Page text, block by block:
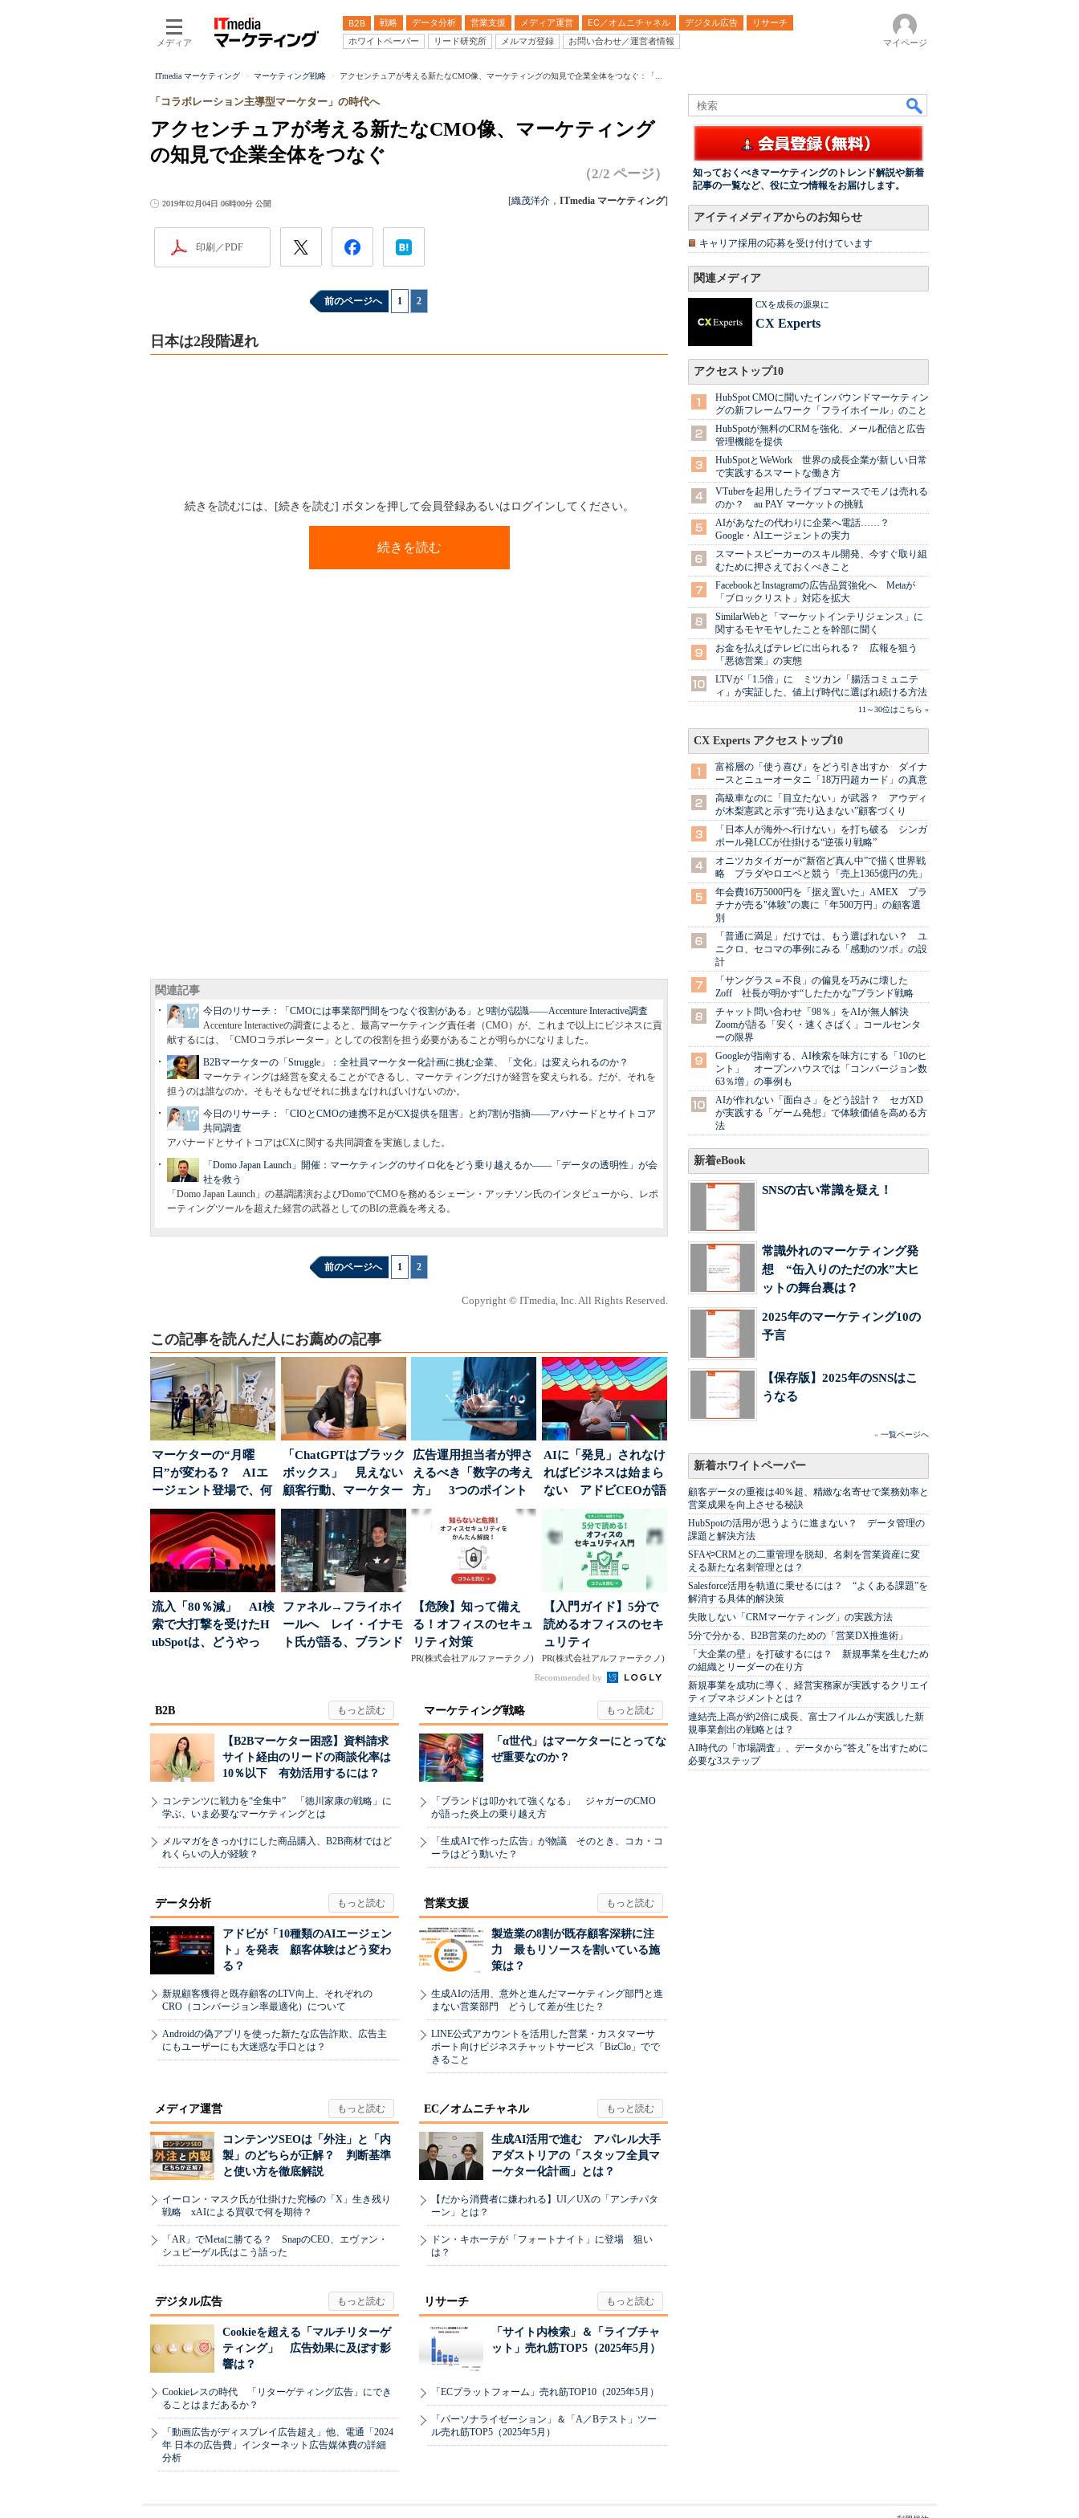
メディア
B2B 戦略 データ分析 営業支援 メディア運営 EC／オムニチャネル デジタル広告
リサーチ
ホワイトペーパー
リード研究所 メルマガ登録 お問い合わせ／運営者情報 マイページ
ITmedia マーケティング マーケティング戦略 アクセンチュアが考える新たなCMO像、マーケティングの知見で企業全体をつなぐ：「...
アクセンチュアが考える新たなCMO像、マーケティング
の知見で企業全体をつなぐ
「コラボレーション主導型マーケター」の時代へ
（2/2 ページ）
2019年02月04日 06時00分 公開 [織茂洋介 ， ITmedia マーケティング]
印刷／PDF
前のページへ 1 2
日本は2段階遅れ
続きを読むには、[続きを読む] ボタンを押して会員登録あるいはログインしてください。
続きを読む
関連記事
今日のリサーチ：「CMOには事業部門間をつなぐ役割がある」と9割が認識――Accenture Interactive調査
Accenture Interactiveの調査によると、最高マーケティング責任者（CMO）が、これまで以上にビジネスに貢
献するには、「CMOコラボレーター」としての役割を担う必要があることが明らかになりました。
B2Bマーケターの「Struggle」：全社員マーケター化計画に挑む企業、「文化」は変えられるのか？
マーケティングは経営を変えることができるし、マーケティングだけが経営を変えられる。だが、それを
担うのは誰なのか。そもそもなぜそれに挑まなければいけないのか。
今日のリサーチ：「CIOとCMOの連携不足がCX提供を阻害」と約7割が指摘――アバナードとサイトコア
共同調査
アバナードとサイトコアはCXに関する共同調査を実施しました。
「Domo Japan Launch」開催：マーケティングのサイロ化をどう乗り越えるか――「データの透明性」が会
社を救う
「Domo Japan Launch」の基調講演およびDomoでCMOを務めるシェーン・アッチソン氏のインタビューから、レポ
ーティングツールを超えた経営の武器としてのBIの意義を考える。
前のページへ 1 2
Copyright © ITmedia, Inc. All Rights Reserved.
この記事を読んだ人にお薦めの記事
マーケターの“月曜
日”が変わる？ AIエ
ージェント登場で、何
が起きるか
「ChatGPTはブラック
ボックス」 見えない
顧客行動、マーケター
に残された打ち...
広告運用担当者が押さ
えるべき「数字の考え
方」 3つのポイント
とは
AIに「発見」されなけ
ればビジネスは始まら
ない アドビCEOが語
った、AIエージ...
流入「80％減」 AI検
索で大打撃を受けたH
ubSpotは、どうやっ
ファネル→フライホイ
ールへ レイ・イナモ
ト氏が語る、ブランド
【危険】知って備え
る！オフィスのセキュ
リティ対策
PR(株式会社アルファーテクノ)
【入門ガイド】5分で
読めるオフィスのセキ
ュリティ
PR(株式会社アルファーテクノ)
Recommended by
B2B
【B2Bマーケター困惑】資料請求
サイト経由のリードの商談化率は
10％以下 有効活用するには？
コンテンツに戦力を“全集中” 「徳川家康の戦略」に
学ぶ、いま必要なマーケティングとは
メルマガをきっかけにした商品購入、B2B商材ではど
れくらいの人が経験？
マーケティング戦略
「α世代」はマーケターにとってな
ぜ重要なのか？
「ブランドは叩かれて強くなる」 ジャガーのCMO
が語った炎上の乗り越え方
「生成AIで作った広告」が物議 そのとき、コカ・コ
ーラはどう動いた？
データ分析
アドビが「10種類のAIエージェン
ト」を発表 顧客体験はどう変わ
る？
新規顧客獲得と既存顧客のLTV向上、それぞれの
CRO（コンバージョン率最適化）について
Androidの偽アプリを使った新たな広告詐欺、広告主
にもユーザーにも大迷惑な手口とは？
営業支援
製造業の8割が既存顧客深耕に注
力 最もリソースを割いている施
策は？
生成AIの活用、意外と進んだマーケティング部門と進
まない営業部門 どうして差が生じた？
LINE公式アカウントを活用した営業・カスタマーサ
ポート向けビジネスチャットサービス「BizClo」でで
きること
メディア運営
コンテンツSEOは「外注」と「内
製」のどちらが正解？ 判断基準
と使い方を徹底解説
イーロン・マスク氏が仕掛けた究極の「X」生き残り
戦略 xAIによる買収で何を期待？
「AR」でMetaに勝てる？ SnapのCEO、エヴァン・
シュピーゲル氏はこう語った
EC／オムニチャネル
生成AI活用で進む アパレル大手
アダストリアの「スタッフ全員マ
ーケター化計画」とは？
【だから消費者に嫌われる】UI／UXの「アンチパタ
ーン」とは？
ドン・キホーテが「フォートナイト」に登場 狙い
は？
デジタル広告
Cookieを超える「マルチリターゲ
ティング」 広告効果に及ぼす影
響は？
Cookieレスの時代 「リターゲティング広告」にでき
ることはまだあるか？
「動画広告がディスプレイ広告超え」他、電通「2024
年 日本の広告費」インターネット広告媒体費の詳細
分析
リサーチ
「サイト内検索」＆「ライブチャ
ット」売れ筋TOP5（2025年5月）
「ECプラットフォーム」売れ筋TOP10（2025年5月）
「パーソナライゼーション」＆「A／Bテスト」ツー
ル売れ筋TOP5（2025年5月）
知っておくべきマーケティングのトレンド解説や新着
記事の一覧など、役に立つ情報をお届けします。
アイティメディアからのお知らせ
キャリア採用の応募を受け付けています
関連メディア
CXを成長の源泉に
CX Experts
アクセストップ10
HubSpot CMOに聞いたインバウンドマーケティン
グの新フレームワーク「フライホイール」のこと
HubSpotが無料のCRMを強化、メール配信と広告
管理機能を提供
HubSpotとWeWork 世界の成長企業が新しい日常
で実践するスマートな働き方
VTuberを起用したライブコマースでモノは売れる
のか？ au PAY マーケットの挑戦
AIがあなたの代わりに企業へ電話……？
Google・AIエージェントの実力
スマートスピーカーのスキル開発、今すぐ取り組
むために押さえておくべきこと
FacebookとInstagramの広告品質強化へ Metaが
「ブロックリスト」対応を拡大
SimilarWebと「マーケットインテリジェンス」に
関するモヤモヤしたことを幹部に聞く
お金を払えばテレビに出られる？ 広報を狙う
「悪徳営業」の実態
LTVが「1.5倍」に ミツカン「腸活コミュニテ
ィ」が実証した、値上げ時代に選ばれ続ける方法
11～30位はこちら »
CX Experts アクセストップ10
富裕層の「使う喜び」をどう引き出すか ダイナ
ースとニューオータニ「18万円超カード」の真意
高級車なのに「目立たない」が武器？ アウディ
が木梨憲武と示す“売り込まない”顧客づくり
「日本人が海外へ行けない」を打ち破る シンガ
ポール発LCCが仕掛ける“逆張り戦略”
オニツカタイガーが“新宿ど真ん中”で描く世界戦
略 プラダやロエベと競う「売上1365億円の先」
年会費16万5000円を「据え置いた」AMEX プラ
チナが売る"体験"の裏に「年500万円」の顧客選
別
「普通に満足」だけでは、もう選ばれない？ ユ
ニクロ、セコマの事例にみる「感動のツボ」の設
計
「サングラス＝不良」の偏見を巧みに壊した
Zoff 社長が明かす“したたかな”ブランド戦略
チャット問い合わせ「98％」をAIが無人解決
Zoomが語る「安く・速くさばく」コールセンタ
ーの限界
Googleが指南する、AI検索を味方にする「10のヒ
ント」 オープンハウスでは「コンバージョン数
63％増」の事例も
AIが作れない「面白さ」をどう設計？ セガXD
が実践する「ゲーム発想」で体験価値を高める方
法
新着eBook
SNSの古い常識を疑え！
常識外れのマーケティング発
想 “缶入りのただの水”大ヒ
ットの舞台裏は？
2025年のマーケティング10の
予言
【保存版】2025年のSNSはこ
うなる
» 一覧ページへ
新着ホワイトペーパー
顧客データの重複は40％超、精緻な名寄せで業務効率と
営業成果を向上させる秘訣
HubSpotの活用が思うように進まない？ データ管理の
課題と解決方法
SFAやCRMとの二重管理を脱却、名刺を営業資産に変
える新たな名刺管理とは？
Salesforce活用を軌道に乗せるには？ “よくある課題”を
解消する具体的解決策
失敗しない「CRMマーケティング」の実践方法
5分で分かる、B2B営業のための「営業DX推進術」
「大企業の壁」を打破するには？ 新規事業を生むため
の組織とリーダーの在り方
新規事業を成功に導く、経営実務家が実践するクリエイ
ティブマネジメントとは？
連結売上高が約2倍に成長、富士フイルムが実践した新
規事業創出の戦略とは？
AI時代の「市場調査」、データから“答え”を出すために
必要な3ステップ